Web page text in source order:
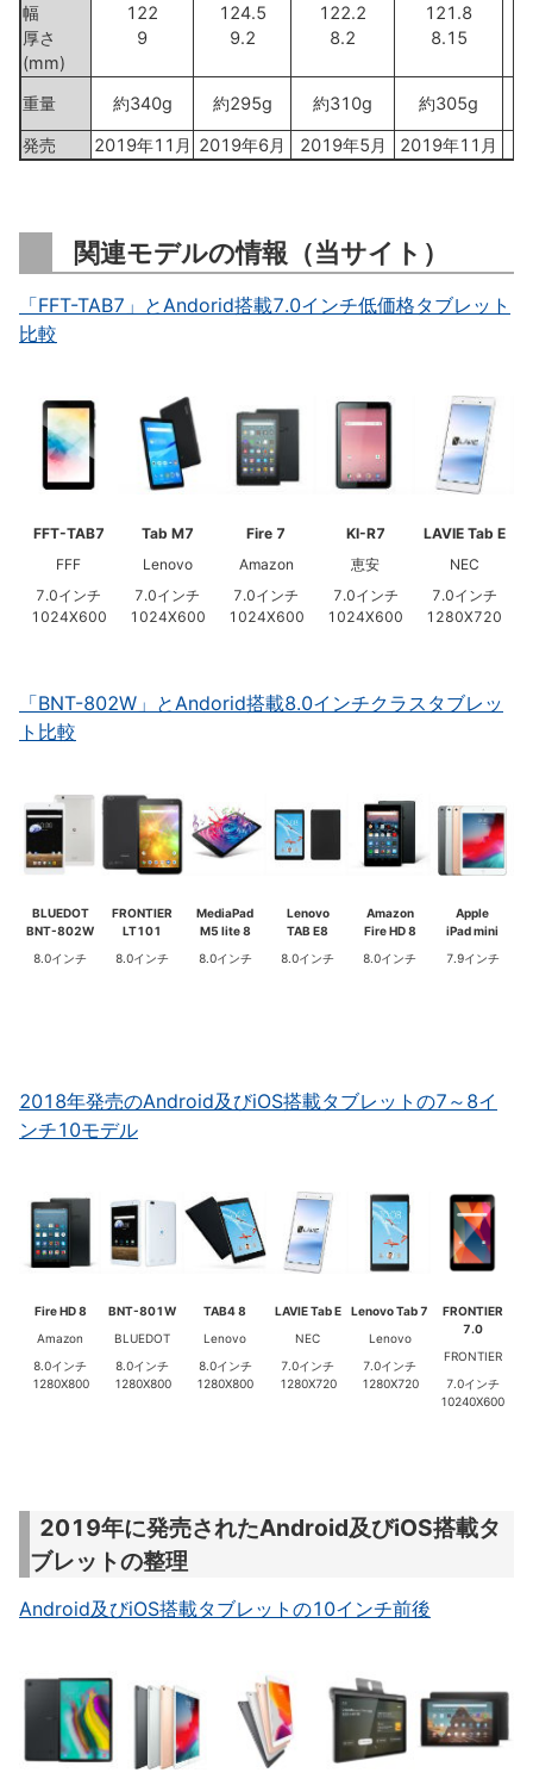
幅
厚さ
(mm)
122
9
124.5
9.2
122.2
8.2
121.8
8.15
重量 約340g 約295g 約310g 約305g
発売 2019年11月 2019年6月 2019年5月 2019年11月
関連モデルの情報（当サイト）
「FFT-TAB7」とAndorid搭載7.0インチ低価格タブレット
比較
FFT-TAB7
FFF
7.0インチ
1024X600
Tab M7
Lenovo
7.0インチ
1024X600
Fire 7
Amazon
7.0インチ
1024X600
KI-R7
恵安
7.0インチ
1024X600
LAVIE Tab E
NEC
7.0インチ
1280X720
「BNT-802W」とAndorid搭載8.0インチクラスタブレッ
ト比較
BLUEDOT
BNT-802W
8.0インチ
FRONTIER
LT101
8.0インチ
MediaPad
M5 lite 8
8.0インチ
Lenovo
TAB E8
8.0インチ
Amazon
Fire HD 8
8.0インチ
Apple
iPad mini
7.9インチ
2018年発売のAndroid及びiOS搭載タブレットの7～8イ
ンチ10モデル
Fire HD 8
Amazon
8.0インチ
1280X800
BNT-801W
BLUEDOT
8.0インチ
1280X800
TAB4 8
Lenovo
8.0インチ
1280X800
LAVIE Tab E
NEC
7.0インチ
1280X720
Lenovo Tab 7
Lenovo
7.0インチ
1280X720
FRONTIER
7.0
FRONTIER
7.0インチ
10240X600
2019年に発売されたAndroid及びiOS搭載タ
ブレットの整理
Android及びiOS搭載タブレットの10インチ前後